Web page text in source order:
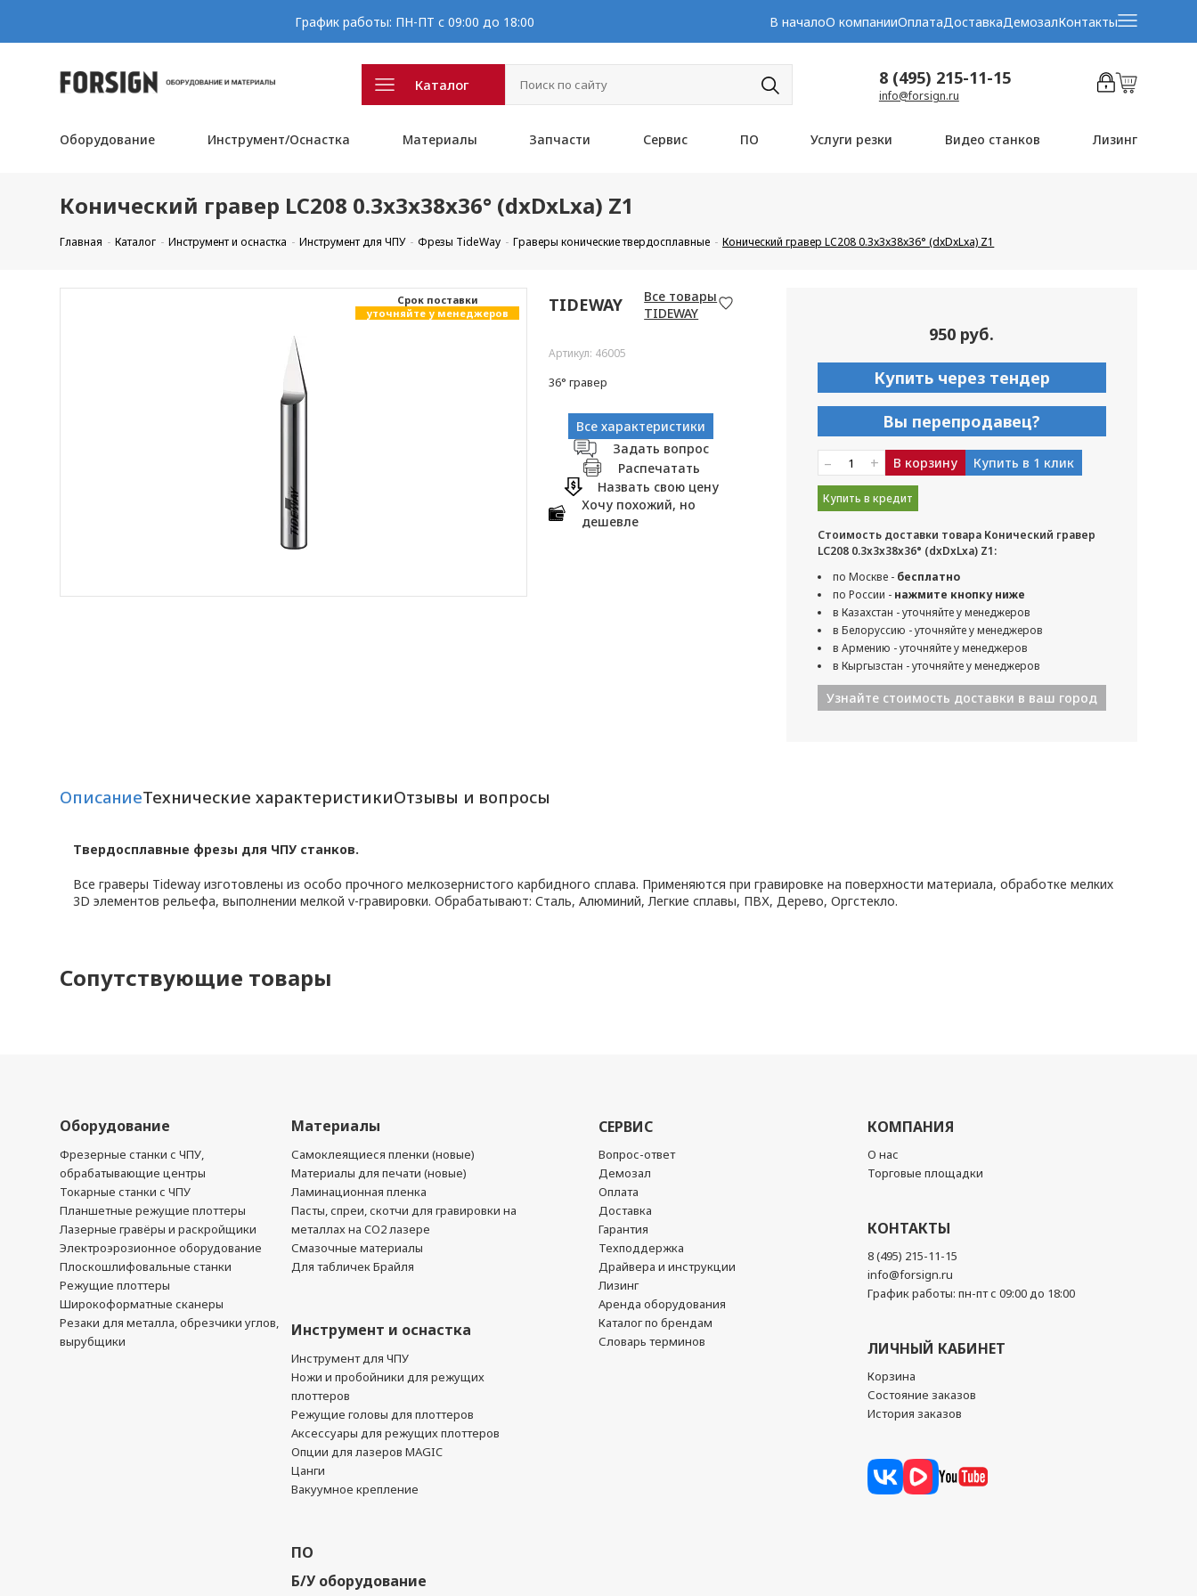
График работы: ПН-ПТ с 09:00 до 18:00 В началоО компанииОплатаДоставкаДемозалКонтакты
Каталог 8 (495) 215-11-15
info@forsign.ru
Оборудование Инструмент/Оснастка Материалы Запчасти Сервис ПО Услуги резки Видео станков Лизинг
Конический гравер LC208 0.3x3x38x36° (dxDxLxa) Z1
Главная Каталог Инструмент и оснастка Инструмент для ЧПУ Фрезы TideWay Граверы конические твердосплавные Конический гравер LC208 0.3x3x38x36° (dxDxLxa) Z1
Cрок поставки
уточняйте у менеджеров
TIDEWAY
Все товары
TIDEWAY
Артикул: 46005
36° гравер
Все характеристики
Задать вопрос
Распечатать
Назвать свою цену
Хочу похожий, но
дешевле
950 руб.
Купить через тендер
Вы перепродавец?
– + В корзину Купить в 1 клик
Купить в кредит
Стоимость доставки товара Конический гравер
LC208 0.3x3x38x36° (dxDxLxa) Z1:
по Москве - бесплатно
по России - нажмите кнопку ниже
в Казахстан - уточняйте у менеджеров
в Белоруссию - уточняйте у менеджеров
в Армению - уточняйте у менеджеров
в Кыргызстан - уточняйте у менеджеров
Узнайте стоимость доставки в ваш город
ОписаниеТехнические характеристикиОтзывы и вопросы
Твердосплавные фрезы для ЧПУ станков.
Все граверы Tideway изготовлены из особо прочного мелкозернистого карбидного сплава. Применяются при гравировке на поверхности материала, обработке мелких
3D элементов рельефа, выполнении мелкой v-гравировки. Обрабатывают: Сталь, Алюминий, Легкие сплавы, ПВХ, Дерево, Оргстекло.
Сопутствующие товары
Оборудование
Фрезерные станки с ЧПУ,
обрабатывающие центры
Токарные станки с ЧПУ
Планшетные режущие плоттеры
Лазерные гравёры и раскройщики
Электроэрозионное оборудование
Плоскошлифовальные станки
Режущие плоттеры
Широкоформатные сканеры
Резаки для металла, обрезчики углов,
вырубщики
Материалы
Самоклеящиеся пленки (новые)
Материалы для печати (новые)
Ламинационная пленка
Пасты, спреи, скотчи для гравировки на
металлах на CO2 лазере
Смазочные материалы
Для табличек Брайля
Инструмент и оснастка
Инструмент для ЧПУ
Ножи и пробойники для режущих
плоттеров
Режущие головы для плоттеров
Аксессуары для режущих плоттеров
Опции для лазеров MAGIC
Цанги
Вакуумное крепление
ПО
Б/У оборудование
СЕРВИС
Вопрос-ответ
Демозал
Оплата
Доставка
Гарантия
Техподдержка
Драйвера и инструкции
Лизинг
Аренда оборудования
Каталог по брендам
Словарь терминов
КОМПАНИЯ
О нас
Торговые площадки
КОНТАКТЫ
8 (495) 215-11-15
info@forsign.ru
График работы: пн-пт с 09:00 до 18:00
ЛИЧНЫЙ КАБИНЕТ
Корзина
Состояние заказов
История заказов